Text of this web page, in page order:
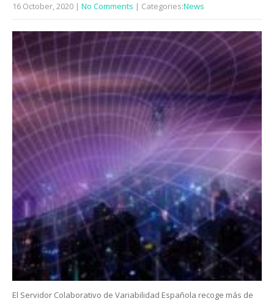
16 October, 2020 | No Comments | Categories:News
El Servidor Colaborativo de Variabilidad Española recoge más de